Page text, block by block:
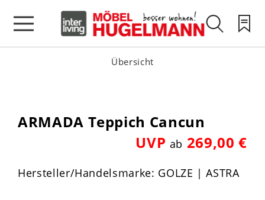
Übersicht
ARMADA Teppich Cancun
UVP ab 269,00 €
Hersteller/Handelsmarke: GOLZE | ASTRA